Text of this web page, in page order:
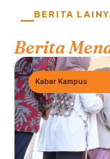
BERITA
Berita
Kabar Kampus